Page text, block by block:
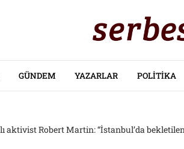
GÜNDEM YAZARLAR POLITIKA